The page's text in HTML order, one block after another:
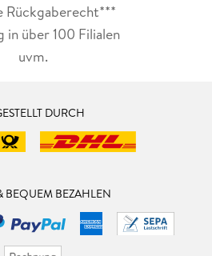
Rückgaberecht***
in über 100 Filialen
uvm.
DURCH
BEQUEM BEZAHLEN